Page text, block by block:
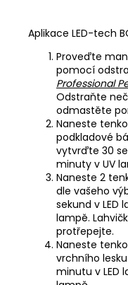
Aplikace LED-tech
Proveďte
pomocí
Professional
Odstraňte
odmastěte
Naneste
podkladové
vytvrďte 30
minuty v UV
Naneste 2
dle vašeho
sekund v LED
lampě.
protřepejte.
Naneste
vrchního
minutu v LED